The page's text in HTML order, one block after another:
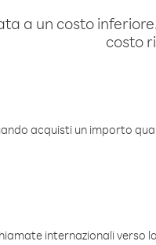
a un costo
costo
acquisti un importo
internazionali